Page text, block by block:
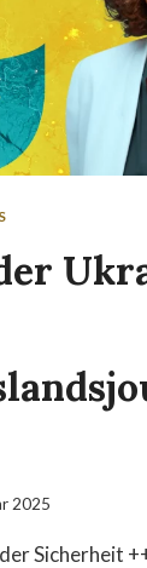
2025
Sicherheit